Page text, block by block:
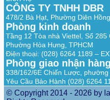
Audio
Compression
G.711a;
Network
Network
Protocol
HTTP;
SMTP;
Mobile Phone
Access
iOS;
CÔNG TY TNHH DBR
478/2 Bà Hạt, Phường Diên
Phòng kinh doanh
Tầng 12 Tòa nhà Viettel, Số 285
Phường Hòa Hưng, TPHCM
Điện thoại: (028) 6264 1189 –
Phòng giao nhận hàng
338/162/6E Chiến Lược,
Yêu Cầu Bảo Hành (028) 6264
© Copyright 2014 - 2026 by